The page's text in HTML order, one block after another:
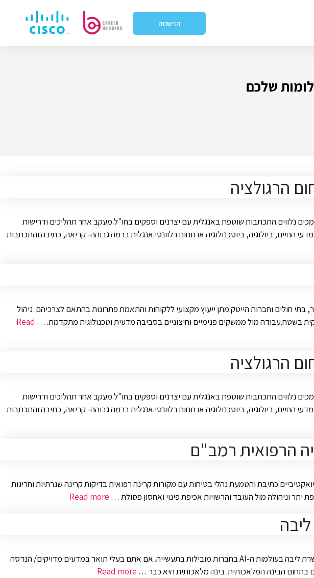
הרשמה
שלכם
הרגולציה
נלווים.התכתבות שוטפת באנגלית עם יצרנים וספקים בחו"ל.מעקב אחר תהליכים ודרישות
החיים, ביולוגיה, ביוטכנולוגיה או תחום רלוונטי.אנגלית ברמה גבוהה- קריאה, כתיבה והתכתבות
בתי חולים וחברות הייטק.מתן ייעוץ מקצועי ללקוחות והתאמת פתרונות בהתאם לצרכיהם. ניהול
בשטח.עבודה מול ממשקים פנימיים וחיצוניים בסביבה מדעית וטכנולוגית מתקדמת. … Read
הרגולציה
נלווים.התכתבות שוטפת באנגלית עם יצרנים וספקים בחו"ל.מעקב אחר תהליכים ודרישות
החיים, ביולוגיה, ביוטכנולוגיה או תחום רלוונטי.אנגלית ברמה גבוהה- קריאה, כתיבה והתכתבות
הרפואית רמב"ם
כתיבת והטמעת נהלי בטיחות עם מקורות קרינה רפואית בדיקות קרינה שגרתיות וחריגות
יתר וניהולה מול העובד והרשויות אכיפת פינוי ואחסון פסולת … Read more
רשות החדשנות וחברת Infinity Labs R D מציעה לכם הכשרה מקיפה ללא עלות למתקבלים. בסופה, אנו דואגים לכם למשרת ליבה בעולמות ה-AI בחברות מובילות בתעשייה. אם אתם בעלי תואר במדעים מדויקים/ הנדסה
Read more